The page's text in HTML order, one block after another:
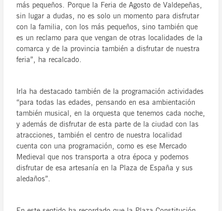
más pequeños. Porque la Feria de Agosto de Valdepeñas,
sin lugar a dudas, no es solo un momento para disfrutar
con la familia, con los más pequeños, sino también que
es un reclamo para que vengan de otras localidades de la
comarca y de la provincia también a disfrutar de nuestra
feria”, ha recalcado.
Irla ha destacado también de la programación actividades
“para todas las edades, pensando en esa ambientación
también musical, en la orquesta que tenemos cada noche,
y además de disfrutar de esta parte de la ciudad con las
atracciones, también el centro de nuestra localidad
cuenta con una programación, como es ese Mercado
Medieval que nos transporta a otra época y podemos
disfrutar de esa artesanía en la Plaza de España y sus
aledaños”.